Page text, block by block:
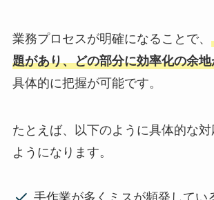
業務プロセスが明確になることで、
題があり、どの部分に効率化の余
具体的に把握が可能です。
たとえば、以下のように具体的な
ようになります。